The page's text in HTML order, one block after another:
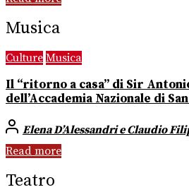
Musica
Culture Musica
Il “ritorno a casa” di Sir
dell’Accademia Nazionale di
Elena D’Alessandri e Claudio
Read more
Teatro